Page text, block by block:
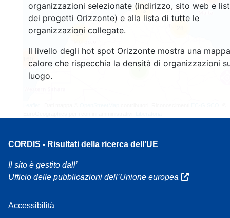
organizzazioni selezionate (indirizzo, sito web e
dei progetti Orizzonte) e alla lista di tutte le
organizzazioni collegate.
Il livello degli hot spot Orizzonte mostra una
calore che rispecchia la densità di organizzazioni
luogo.
7
13
54
CORDIS - Risultati della ricerca dell’UE
Il sito è gestito dall’
Ufficio delle pubblicazioni dell’Unione europea
Accessibilità